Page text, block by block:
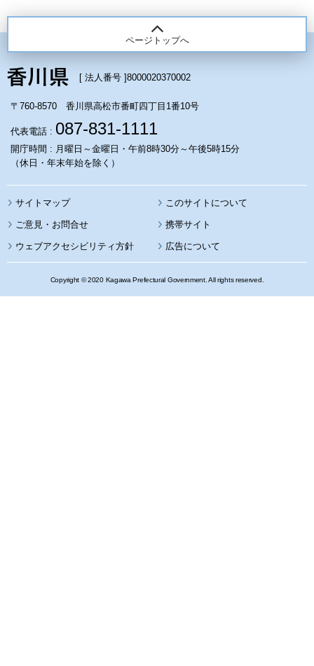
ページトップへ
[ 法人番号 ]8000020370002
〒760-8570 香川県高松市番町四丁目1番10号
代表電話 : 087-831-1111
開庁時間 : 月曜日～金曜日・午前8時30分～午後5時15分
（休日・年末年始を除く）
サイトマップ このサイトについて
携帯サイト
ウェブアクセシビリティ方針 広告について
Copyright © 2020 Kagawa Prefectural Government. All rights reserved.